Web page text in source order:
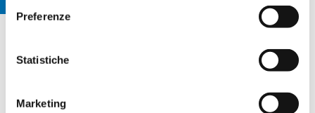
Preferenze
Statistiche
Marketing